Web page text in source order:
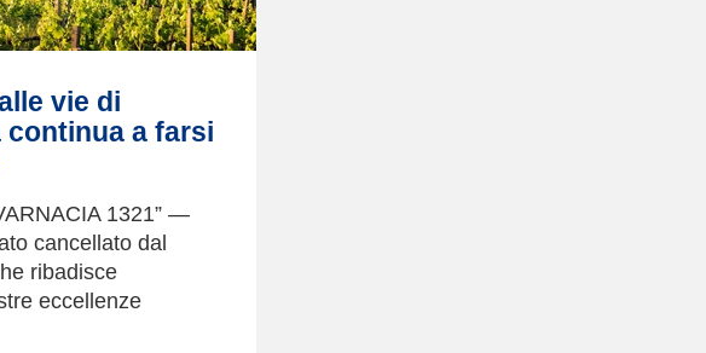
vie di
continua a farsi
1321” —
cancellato dal
ribadisce
eccellenze